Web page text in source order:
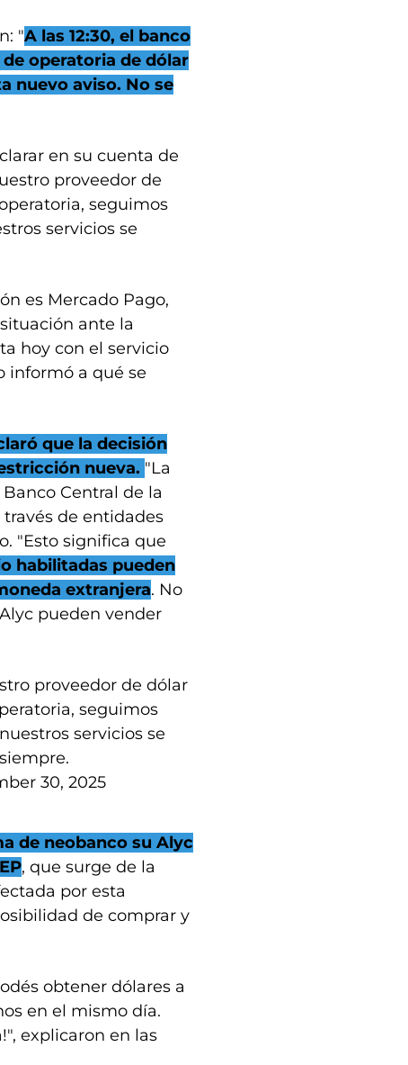
"A las 12:30, el banco
operatoria de dólar
nuevo aviso. No se
en su cuenta de
proveedor de
seguimos
servicios se
es Mercado Pago,
ante la
hoy con el servicio
informó a qué se
que la decisión
nueva. "La
Central de la
de entidades
"Esto significa que
habilitadas pueden
extranjera. No
pueden vender
proveedor de dólar
seguimos
servicios se
30, 2025
de neobanco su Alyc
, que surge de la
por esta
de comprar y
obtener dólares a
en el mismo día.
explicaron en las